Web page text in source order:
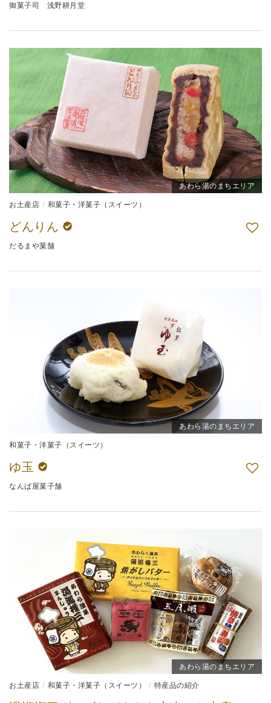
御菓子司 浅野耕月堂
あわら湯のまちエリア
お土産店 和菓子・洋菓子（スイーツ）
どんりん
だるまや菓舗
あわら湯のまちエリア
和菓子・洋菓子（スイーツ）
ゆ玉
なんば屋菓子舗
あわら湯のまちエリア
お土産店 和菓子・洋菓子（スイーツ） 特産品の紹介